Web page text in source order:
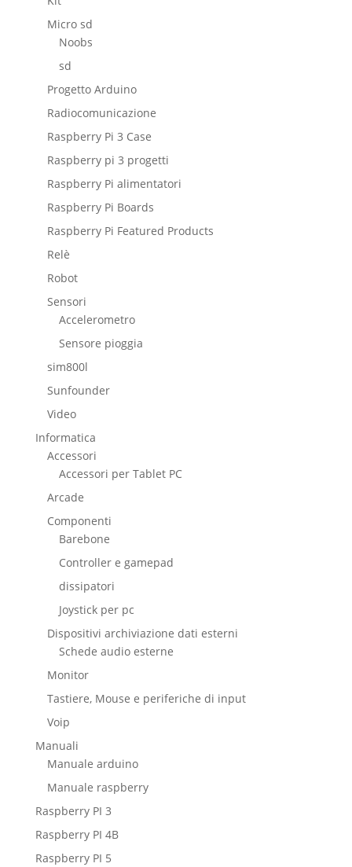
Micro sd
Noobs
sd
Progetto Arduino
Radiocomunicazione
Raspberry Pi 3 Case
Raspberry pi 3 progetti
Raspberry Pi alimentatori
Raspberry Pi Boards
Raspberry Pi Featured Products
Relè
Robot
Sensori
Accelerometro
Sensore pioggia
sim800l
Sunfounder
Video
Informatica
Accessori
Accessori per Tablet PC
Arcade
Componenti
Barebone
Controller e gamepad
dissipatori
Joystick per pc
Dispositivi archiviazione dati esterni
Schede audio esterne
Monitor
Tastiere, Mouse e periferiche di input
Voip
Manuali
Manuale arduino
Manuale raspberry
Raspberry PI 3
Raspberry PI 4B
Raspberry PI 5